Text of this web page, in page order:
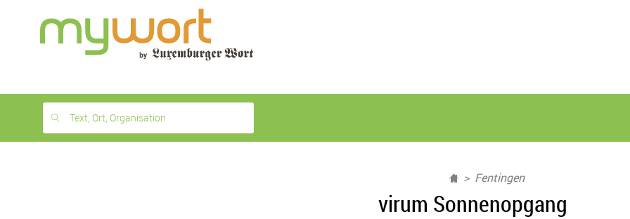
month
free
Text, Ort, Organisation
Fentingen
virum Sonnenopgang